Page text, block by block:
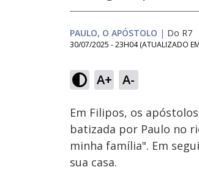
PAULO, O APÓSTOLO | Do R7
30/07/2025 - 23H04 (ATUALIZADO EM
A+ A-
Ativar
Som
Em Filipos, os
batizada por Paulo no
minha família". Em
sua casa.